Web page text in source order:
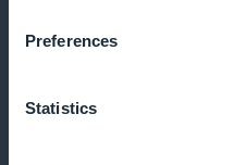
Preferences
Statistics
altistumisen ja